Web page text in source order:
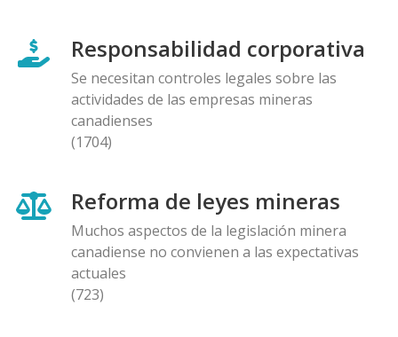
Responsabilidad corporativa
Se necesitan controles legales sobre las
actividades de las empresas mineras
canadienses
(1704)
Reforma de leyes mineras
Muchos aspectos de la legislación minera
canadiense no convienen a las expectativas
actuales
(723)